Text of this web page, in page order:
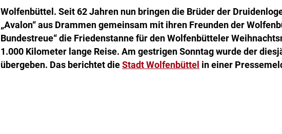
Wolfenbüttel. Seit 62 Jahren nun bringen die Brüder der
„Avalon“ aus Drammen gemeinsam mit ihren Freunden der
Bundestreue“ die Friedenstanne für den Wolfenbütteler
1.000 Kilometer lange Reise. Am gestrigen Sonntag wurde der
übergeben. Das berichtet die Stadt Wolfenbüttel in einer